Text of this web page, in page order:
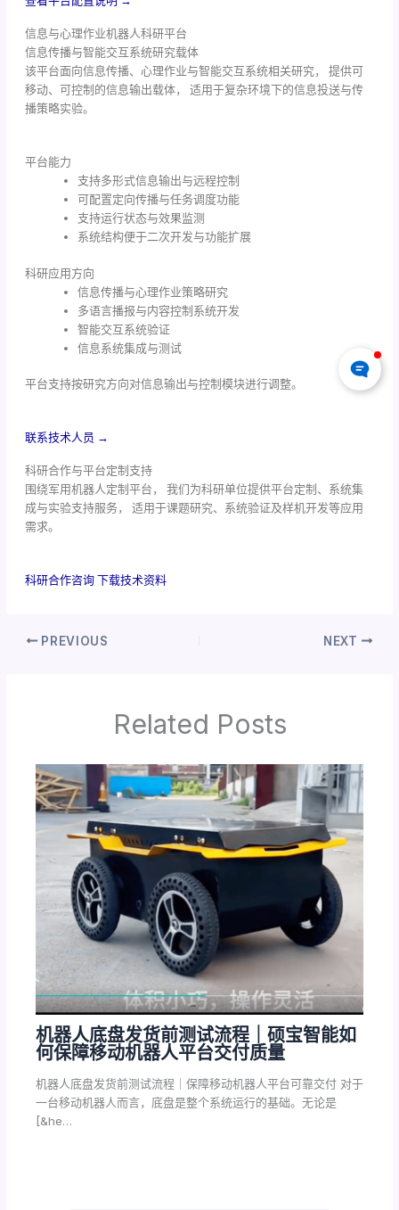
信息与心理作业机器人科研平台
信息传播与智能交互系统研究载体
该平台面向信息传播、心理作业与智能交互系统相关研究， 提供可
移动、可控制的信息输出载体， 适用于复杂环境下的信息投送与传
播策略实验。
平台能力
支持多形式信息输出与远程控制
可配置定向传播与任务调度功能
支持运行状态与效果监测
系统结构便于二次开发与功能扩展
科研应用方向
信息传播与心理作业策略研究
多语言播报与内容控制系统开发
智能交互系统验证
信息系统集成与测试
平台支持按研究方向对信息输出与控制模块进行调整。
联系技术人员 →
科研合作与平台定制支持
围绕军用机器人定制平台， 我们为科研单位提供平台定制、系统集
成与实验支持服务， 适用于课题研究、系统验证及样机开发等应用
需求。
科研合作咨询 下载技术资料
PREVIOUS NEXT
Related Posts
机器人底盘发货前测试流程｜硕宝智能如
何保障移动机器人平台交付质量
机器人底盘发货前测试流程｜保障移动机器人平台可靠交付 对于
一台移动机器人而言，底盘是整个系统运行的基础。无论是
[&he…